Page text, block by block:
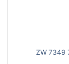
ZW 7349